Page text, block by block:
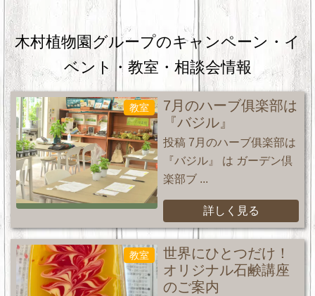
木村植物園グループのキャンペーン・ イ
ベント・教室・相談会情報
教室
7月のハーブ俱楽部は
『バジル』
投稿 7月のハーブ俱楽部は
『バジル』 は ガーデン倶
楽部ブ ...
詳しく見る
教室
世界にひとつだけ！
オリジナル石鹸講座
のご案内